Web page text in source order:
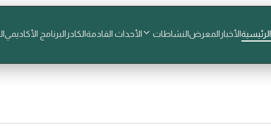
الرئيسيةالأخبار المعرضالنشاطات الأحداث القادمةالكادر البرنامج الأكاديمي